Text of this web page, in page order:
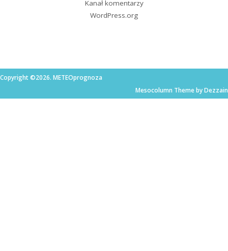
Kanał komentarzy
WordPress.org
Copyright ©2026. METEOprognoza
Mesocolumn Theme by Dezzain